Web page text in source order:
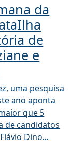
da
de
e
uma pesquisa
ano aponta
que 5
de candidatos
Dino...